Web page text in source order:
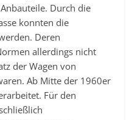
Durch die
konnten die
Deren
allerdings nicht
der Wagen von
Ab Mitte der 1960er
Für den